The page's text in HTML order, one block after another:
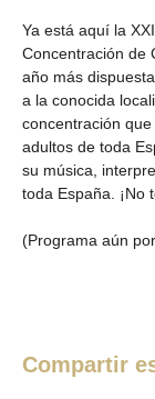
Ya está aquí la
Concentración de
año más
a la conocida
concentración
adultos de toda
su música,
toda España. ¡No
(Programa aún
Compartir